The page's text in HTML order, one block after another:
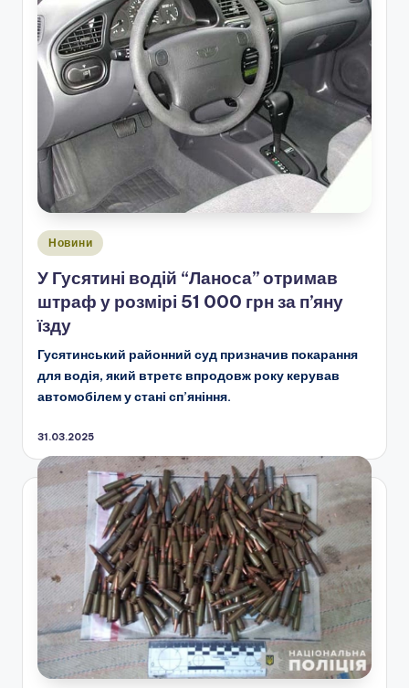
Опубліковано
Новини
У Гусятині водій “Ланоса” отримав
штраф у розмірі 51 000 грн за п’яну
їзду
Гусятинський районний суд призначив покарання
для водія, який втретє впродовж року керував
автомобілем у стані сп’яніння.
31.03.2025